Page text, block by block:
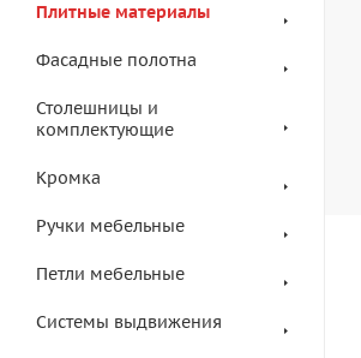
Плитные материалы
Фасадные полотна
Столешницы и
комплектующие
Кромка
Ручки мебельные
Петли мебельные
Системы выдвижения